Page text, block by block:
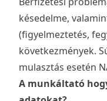
késedelme,
(figyelmeztetés,
következmények.
mulasztás esetén
A munkáltató